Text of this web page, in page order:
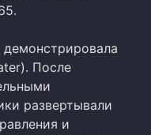
После
развертывали
и